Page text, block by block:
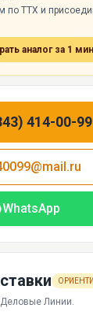
по ТТХ и
аналог за 1 мин
414-00-99
WhatsApp
Деловые Линии.